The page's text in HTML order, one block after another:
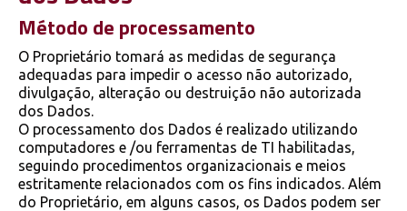
Método de processamento
O Proprietário tomará as medidas de segurança
adequadas para impedir o acesso não autorizado,
divulgação, alteração ou destruição não autorizada
dos Dados.
O processamento dos Dados é realizado utilizando
computadores e /ou ferramentas de TI habilitadas,
seguindo procedimentos organizacionais e meios
estritamente relacionados com os fins indicados. Além
do Proprietário, em alguns casos, os Dados podem ser